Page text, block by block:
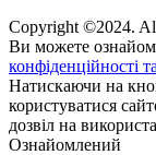
Copyright ©2024.
Ви можете
конфіденційності
Натискаючи на
користуватися
дозвіл на
Ознайомлений